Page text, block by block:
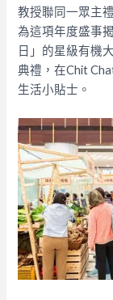
教授聯同一眾主
為這項年度盛事
日」的星級有機
典禮，在Chit
生活小貼士。